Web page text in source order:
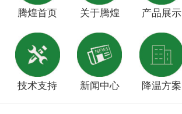
腾煌首页 关于腾煌 产品展示
技术支持 新闻中心 降温方案